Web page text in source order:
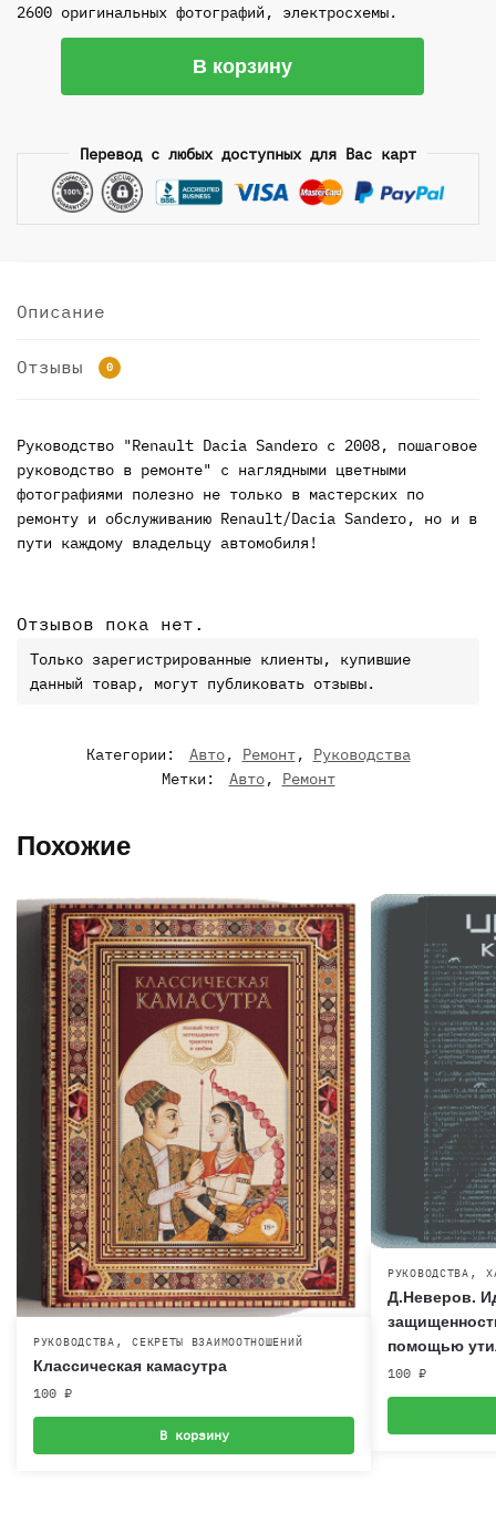
2600 оригинальных фотографий, электросхемы.
Renault
Sandero
2008,
ремонте
В корзину
Перевод с любых доступных для Вас карт
Описание
Отзывы 0
Руководство "Renault Dacia Sandero с 2008, пошаговое
руководство в ремонте" с наглядными цветными
фотографиями полезно не только в мастерских по
ремонту и обслуживанию Renault/Dacia Sandero, но и в
пути каждому владельцу автомобиля!
Отзывов пока нет.
Только зарегистрированные клиенты, купившие
данный товар, могут публиковать отзывы.
Категории: Авто, Ремонт, Руководства
Метки:
Авто, Ремонт
Похожие
РУКОВОДСТВА ,СЕКРЕТЫ ВЗАИМООТНОШЕНИЙ
Классическая камасутра
100 ₽
В корзину
РУКОВОДСТВА ,
Д.Неверов.
помощью
100 ₽